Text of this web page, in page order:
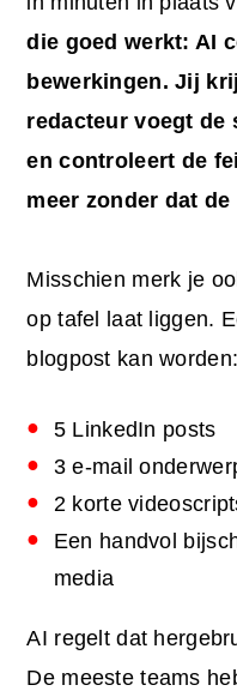
die goed werkt: AI
bewerkingen. Jij
redacteur voegt de
en controleert de
meer zonder dat
Misschien merk je
op tafel laat liggen.
blogpost kan worden:
5 LinkedIn posts
3 e-mail
2 korte
Een handvol
media
AI regelt dat
De meeste teams